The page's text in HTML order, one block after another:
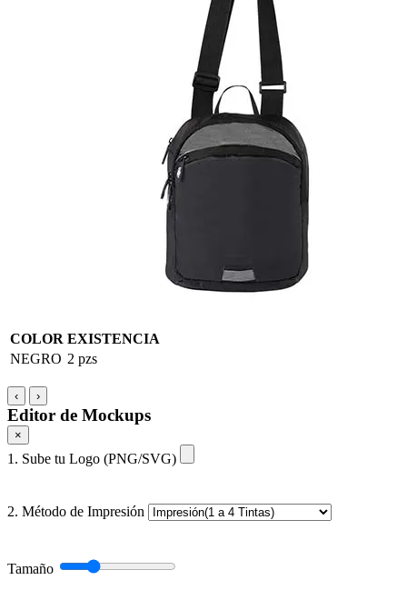
COLOR EXISTENCIA
NEGRO 2 pzs
‹ ›
Editor de Mockups
×
1. Sube tu Logo (PNG/SVG)
2. Método de Impresión
Tamaño